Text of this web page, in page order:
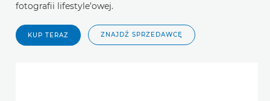
fotografii lifestyle’owej.
KUP TERAZ ZNAJDŹ SPRZEDAWCĘ